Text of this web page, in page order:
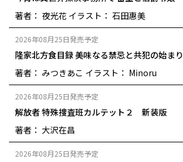
著者： 夜光花 イラスト： 石田惠美
2026年08月25日発売予定
隆家北方食目録 美味なる禁忌と共犯の始まり
著者： みつきあこ イラスト： Minoru
2026年08月25日発売予定
解放者 特殊捜査班カルテット２ 新装版
著者： 大沢在昌
2026年08月25日発売予定